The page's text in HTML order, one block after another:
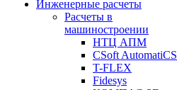
Инженерные расчеты
Расчеты в
машиностроении
НТЦ АПМ
CSoft AutomatiCS
T-FLEX
Fidesys